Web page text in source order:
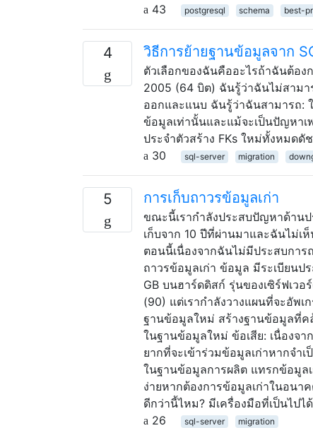
43
postgresql schema best-
4 วิธีการย้ายฐานข้อมูลจาก
ตัวเลือกของฉันคืออะไรถ้าฉันต้อง
2005 (64 บิต) ฉันรู้ว่าฉันไม่สาม
ออกและแนบ ฉันรู้ว่าฉันสามารถ:
ข้อมูลเท่านั้นและแม้จะเป็นปัญหา
ประจำตัวสร้าง FKs ใหม่ทั้งหมดดั
30
sql-server migration
5 การเก็บถาวรข้อมูลเก่า
ขณะนี้เรากำลังประสบปัญหาด้าน
เก็บจาก 10 ปีที่ผ่านมาและฉันไม่เ
ตอนนี้เนื่องจากฉันไม่มีประสบกา
ถาวรข้อมูลเก่า ข้อมูล มีระเบียน
GB บนฮาร์ดดิสก์ รุ่นของเซิร์ฟเว
(90) แต่เรากำลังวางแผนที่จะอัพเ
ฐานข้อมูลใหม่ สร้างฐานข้อมูลที่ค
ในฐานข้อมูลใหม่ ข้อเสีย: เนื่องจา
ยากที่จะเข้าร่วมข้อมูลเก่าหากจำ
ในฐานข้อมูลการผลิต แทรกข้อมูล
ง่ายหากต้องการข้อมูลเก่าในอน
ดีกว่านี้ไหม? มีเครื่องมือที่เป็นไป
26
sql-server migration